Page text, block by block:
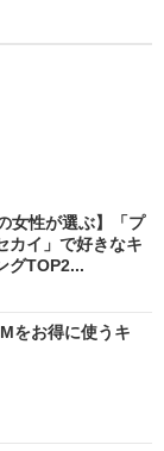
女性が選ぶ】「プ
カイ」で好きなキ
グTOP2...
をお得に使うキ